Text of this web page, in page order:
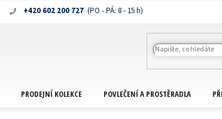
+420 602 200 727
PRODEJNÍ KOLEKCE POVLEČENÍ A PROSTĚRADLA